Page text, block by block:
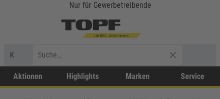
Nur für Gewerbetreibende
K
Aktionen Highlights Marken Service